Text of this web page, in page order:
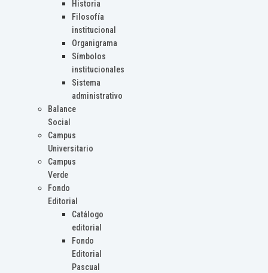
Historia
Filosofía
institucional
Organigrama
Símbolos
institucionales
Sistema
administrativo
Balance
Social
Campus
Universitario
Campus
Verde
Fondo
Editorial
Catálogo
editorial
Fondo
Editorial
Pascual